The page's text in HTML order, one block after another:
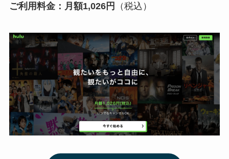
ご利⽤料⾦：月額1,026円 （税込）